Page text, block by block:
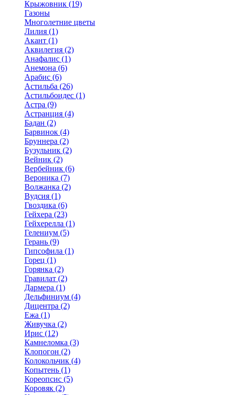
Крыжовник (19)
Газоны
Многолетние цветы
Лилия (1)
Акант (1)
Аквилегия (2)
Анафалис (1)
Анемона (6)
Арабис (6)
Астильба (26)
Астильбоидес (1)
Астра (9)
Астранция (4)
Бадан (2)
Барвинок (4)
Бруннера (2)
Бузульник (2)
Вейник (2)
Вербейник (6)
Вероника (7)
Волжанка (2)
Вудсия (1)
Гвоздика (6)
Гейхера (23)
Гейхерелла (1)
Гелениум (5)
Герань (9)
Гипсофила (1)
Горец (1)
Горянка (2)
Гравилат (2)
Дармера (1)
Дельфиниум (4)
Дицентра (2)
Ежа (1)
Живучка (2)
Ирис (12)
Камнеломка (3)
Клопогон (2)
Колокольчик (4)
Копытень (1)
Кореопсис (5)
Коровяк (2)